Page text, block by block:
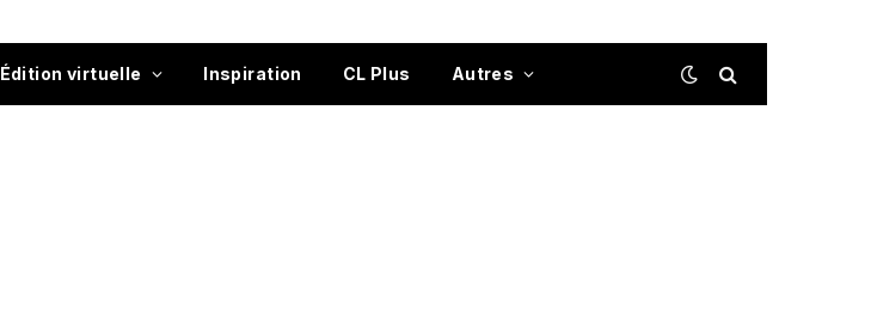
Édition virtuelle Inspiration CL Plus Autres